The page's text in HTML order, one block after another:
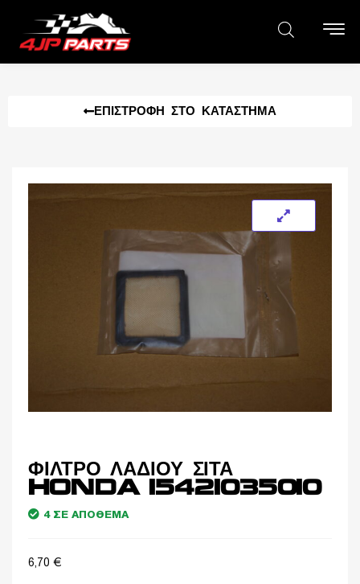
ΕΠΙΣΤΡΟΦΉ ΣΤΟ ΚΑΤΆΣΤΗΜΑ
ΦΙΛΤΡΟ ΛΑΔΙΟΥ ΣΙΤΑ
HONDA 15421035010
4 ΣΕ ΑΠΌΘΕΜΑ
6,70 €